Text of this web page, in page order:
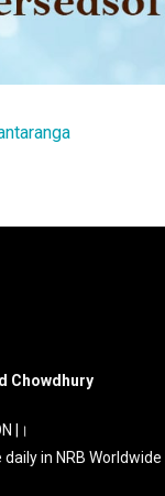
Chowdhury
|।
in NRB Worldwide ||